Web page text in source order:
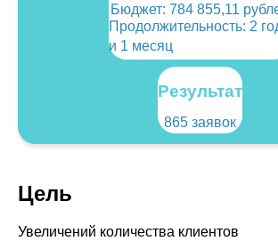
Продолжительность: 2
и 1 месяц
Бюджет: 784 855,11
Результат
865 заявок
Цель
Увеличений количества клиентов